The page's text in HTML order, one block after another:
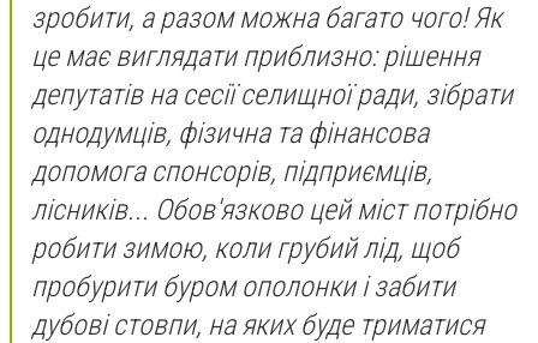
зробити, а разом можна багато чого! Як
це має виглядати приблизно: рішення
депутатів на сесії селищної ради, зібрати
однодумців, фізична та фінансова
допомога спонсорів, підприємців,
лісників... Обов'язково цей міст потрібно
робити зимою, коли грубий лід, щоб
пробурити буром ополонки і забити
дубові стовпи, на яких буде триматися